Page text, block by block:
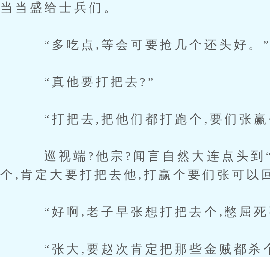
当当盛给士兵们。
“多吃点,等会可要抢几个还头好。”
“真他要打把去?”
“打把去,把他们都打跑个,要们张赢
巡视端?他宗?闻言自然大连点头到“
个,肯定大要打把去他,打赢个要们张可以
“好啊,老子早张想打把去个,憋屈死
“张大,要赵次肯定把那些金贼都杀